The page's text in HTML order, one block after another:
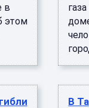
в
этом
В